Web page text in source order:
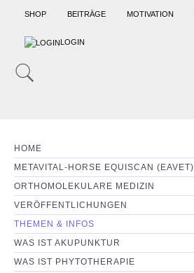
SHOP BEITRÄGE MOTIVATION
LOGIN
HOME
METAVITAL-HORSE EQUISCAN (EAVET)
ORTHOMOLEKULARE MEDIZIN
VERÖFFENTLICHUNGEN
THEMEN & INFOS
WAS IST AKUPUNKTUR
WAS IST PHYTOTHERAPIE